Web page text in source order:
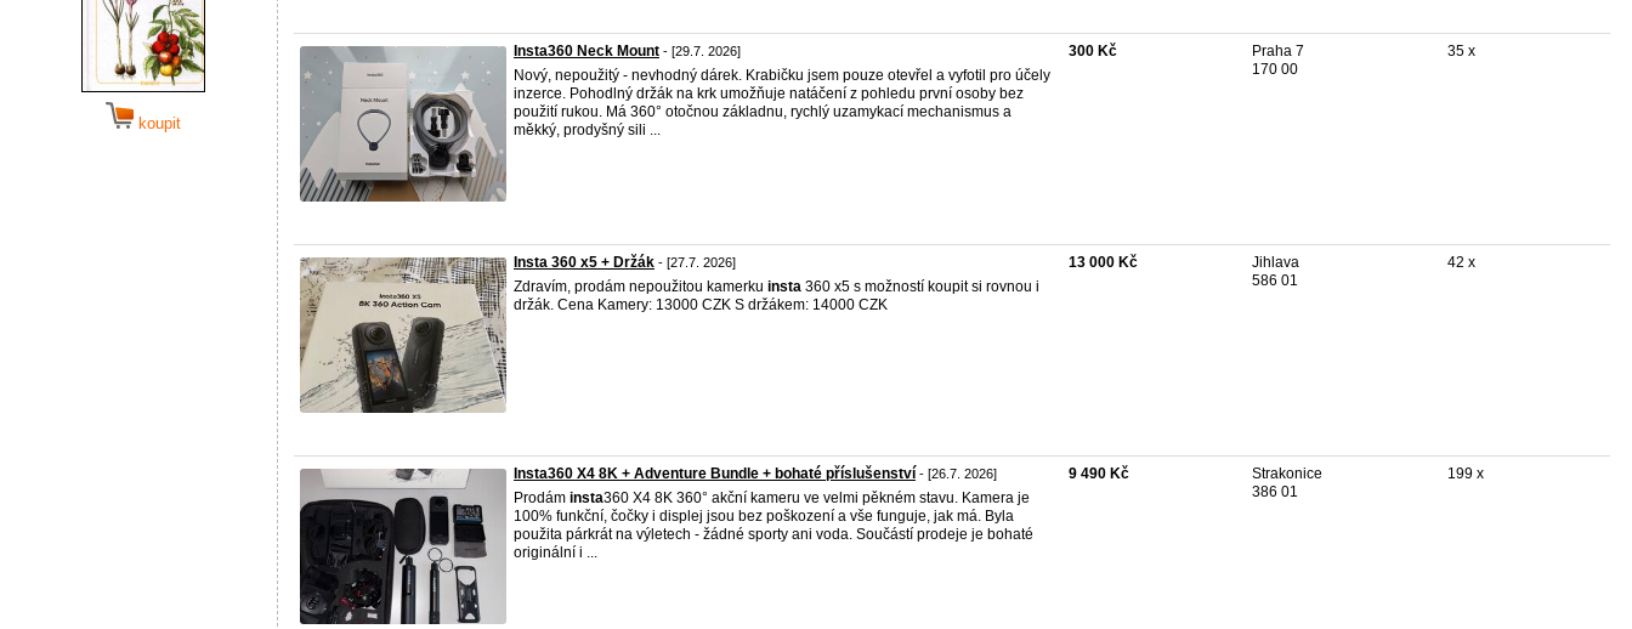
koupit
Insta360 Neck Mount - [29.7. 2026]
Nový, nepoužitý - nevhodný dárek. Krabičku jsem pouze otevřel a vyfotil pro účely
inzerce. Pohodlný držák na krk umožňuje natáčení z pohledu první osoby bez
použití rukou. Má 360° otočnou základnu, rychlý uzamykací mechanismus a
měkký, prodyšný sili ...
300 Kč
Praha 7
170 00
35 x
Insta 360 x5 + Držák - [27.7. 2026]
Zdravím, prodám nepoužitou kamerku insta 360 x5 s možností koupit si rovnou i
držák. Cena Kamery: 13000 CZK S držákem: 14000 CZK
13 000 Kč
Jihlava
586 01
42 x
Insta360 X4 8K + Adventure Bundle + bohaté příslušenství - [26.7. 2026]
Prodám insta360 X4 8K 360° akční kameru ve velmi pěkném stavu. Kamera je
100% funkční, čočky i displej jsou bez poškození a vše funguje, jak má. Byla
použita párkrát na výletech - žádné sporty ani voda. Součástí prodeje je bohaté
originální i ...
9 490 Kč
Strakonice
386 01
199 x